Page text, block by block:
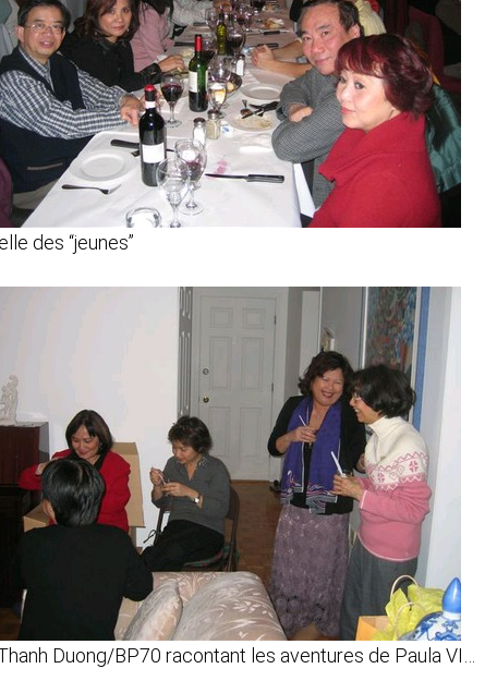
des “jeunes”
Duong/BP70 racontant les aventures de Paula VI…